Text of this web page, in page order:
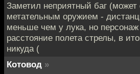
Заметил неприятный баг
метательным оружием -
меньше чем у лука, но персонаж
расстояние полета стрелы, в
никуда (
Котовод »